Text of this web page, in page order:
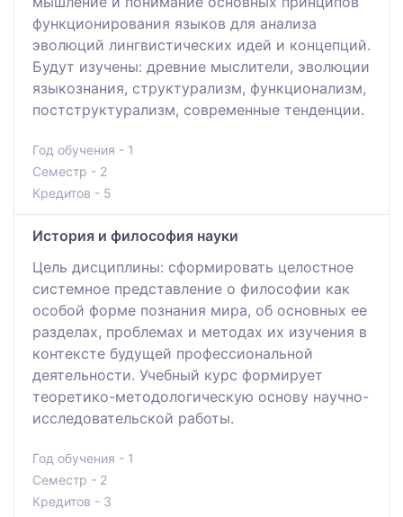
функционирования языков для анализа
эволюций лингвистических идей и концепций.
Будут изучены: древние мыслители, эволюции
языкознания, структурализм, функционализм,
постструктурализм, современные тенденции.
Год обучения - 1
Семестр - 2
Кредитов - 5
История и философия науки
Цель дисциплины: сформировать целостное
системное представление о философии как
особой форме познания мира, об основных ее
разделах, проблемах и методах их изучения в
контексте будущей профессиональной
деятельности. Учебный курс формирует
теоретико-методологическую основу научно-
исследовательской работы.
Год обучения - 1
Семестр - 2
Кредитов - 3